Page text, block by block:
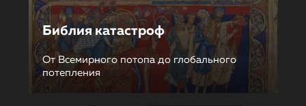
Библия катастроф
От Всемирного потопа до глобального
потепления